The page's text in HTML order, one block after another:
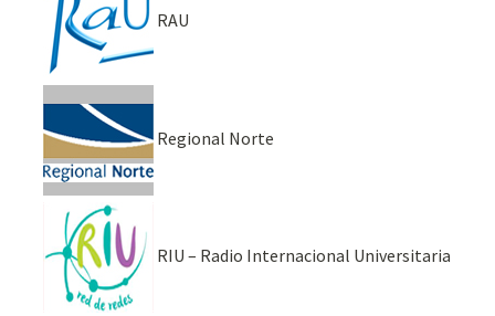
RAU
Regional Norte
RIU – Radio Internacional Universitaria